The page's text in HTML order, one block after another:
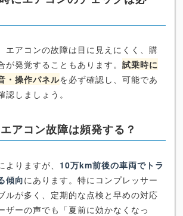
エアコンの故障は目に見えにくく、購
が発覚することもあります。 試乗時に
・操作パネルを必ず確認し、可能であ
しましょう。
アコン故障は頻発する？
りますが、 10万km前後の車両でトラ
傾向にあります。特にコンプレッサー
ルが多く、定期的な点検と早めの対応
ザーの声でも「夏前に効かなくなっ